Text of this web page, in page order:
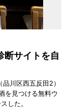
断サイトを自
川区西五反田2）
を見つける無料ウ
した。